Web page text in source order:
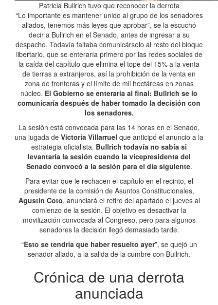
Patricia Bullrich tuvo que reconocer la derrota
“Lo importante es mantener unido al grupo de los senadores
aliados, tenemos más leyes que aprobar”, se la escuchó
decir a Bullrich en el Senado, antes de ingresar a su
despacho. Todavía faltaba comunicárselo al resto del bloque
libertario, que se enteraría primero por las redes sociales de
la caída del capítulo que elimina el tope del 15% a la venta
de tierras a extranjeros, así la prohibición de la venta en
zona de fronteras y el límite de mil hectáreas en zonas
núcleo. El Gobierno se enteraría al final: Bullrich se lo
comunicaría después de haber tomado la decisión con
los senadores.
La sesión está convocada para las 14 horas en el Senado,
una jugada de Victoria Villarruel que anticipó el anuncio a la
estrategia oficialista. Bullrich todavía no sabía si
levantaría la sesión cuando la vicepresidenta del
Senado convocó a la sesión para el día siguiente.
Para evitar que le rechacen el capítulo en el recinto, el
presidente de la comisión de Asuntos Constitucionales,
Agustín Coto, anunciará el retiro del apartado el jueves al
comienzo de la sesión. El objetivo es desactivar la
movilización convocada al Congreso, pero para algunos
senadores la decisión llegó demasiado tarde.
“Esto se tendría que haber resuelto ayer”, se quejó un
senador aliado, a la salida de la cumbre con Bullrich.
Crónica de una derrota
anunciada